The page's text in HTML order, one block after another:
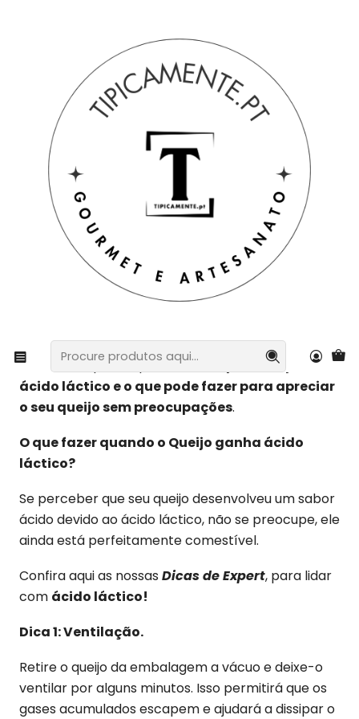
Desvende o Ácido Láctico nos queijos: O que é e como
Desvende o Ácido Láctico
nos queijos: O que é e como
lidar?
Já abriu um queijo embalado a vácuo e percebeu
um odor ácido caraterístico?
Esse odor pode ser devido à formação de ácido
láctico, um fenómeno comum em queijos que
Mas não se preocupe,vamos explicar o que é o
ácido láctico e o que pode fazer para apreciar
o seu queijo sem preocupações.
O que fazer quando o Queijo ganha ácido
láctico?
Se perceber que seu queijo desenvolveu um sabor
ácido devido ao ácido láctico, não se preocupe, ele
ainda está perfeitamente comestível.
Confira aqui as nossas Dicas de Expert, para lidar
com ácido láctico!
Dica 1: Ventilação.
Retire o queijo da embalagem a vácuo e deixe-o
ventilar por alguns minutos. Isso permitirá que os
gases acumulados escapem e ajudará a dissipar o